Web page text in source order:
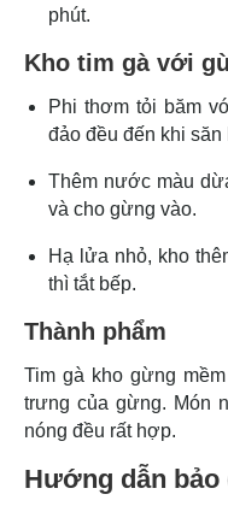
phút.
Kho tim gà với
Phi thơm tỏi băm
đảo đều đến khi săn
Thêm nước màu
và cho gừng vào.
Hạ lửa nhỏ, kho
thì tắt bếp.
Thành phẩm
Tim gà kho gừng
trưng của gừng. Món
nóng đều rất hợp.
Hướng dẫn bảo